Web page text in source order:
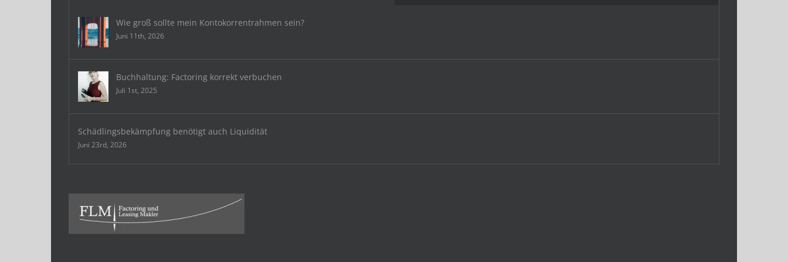
Wie groß sollte mein Kontokorrentrahmen sein?
Juni 11th, 2026
Buchhaltung: Factoring korrekt verbuchen
Juli 1st, 2025
Schädlingsbekämpfung benötigt auch Liquidität
Juni 23rd, 2026